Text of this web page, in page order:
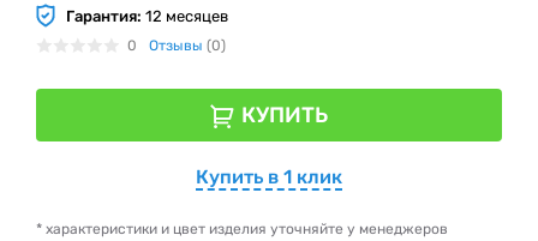
Гарантия: 12 месяцев
0 Отзывы (0)
КУПИТЬ
Купить в 1 клик
* характеристики и цвет изделия уточняйте у менеджеров